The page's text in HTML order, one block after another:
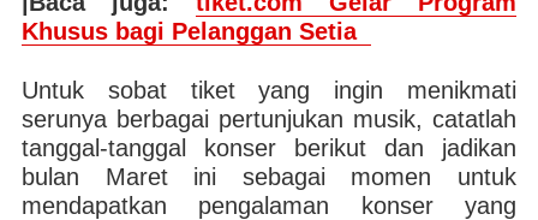
Khusus bagi Pelanggan Setia
Untuk sobat tiket yang ingin menikmati
serunya berbagai pertunjukan musik, catatlah
tanggal-tanggal konser berikut dan jadikan
bulan Maret ini sebagai momen untuk
mendapatkan pengalaman konser yang